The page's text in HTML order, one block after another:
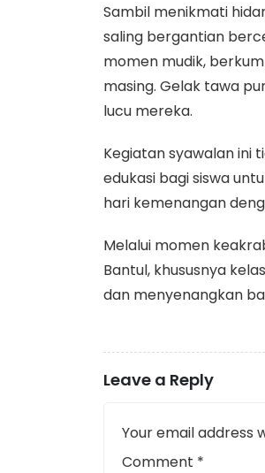
​Sambil menikmati
saling bergantian
momen mudik,
masing. Gelak tawa
lucu mereka.
​Kegiatan syawalan ini
edukasi bagi siswa
hari kemenangan
​Melalui momen
Bantul, khususnya
dan menyenangkan
Leave a Reply
Your email address
Comment *